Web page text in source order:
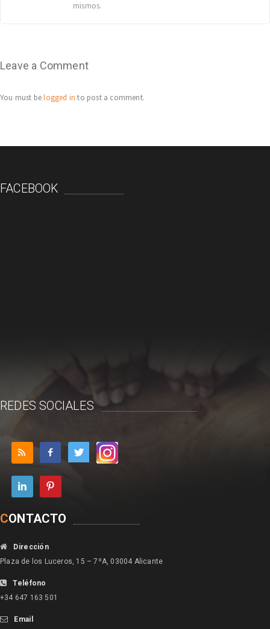
mismos.
Leave a Comment
You must belogged in to post a comment.
FACEBOOK
REDES SOCIALES
CONTACTO
Dirección
Plaza de los Luceros, 15 – 7ºA, 03004 Alicante
Teléfono
+34 647 163 501
Email